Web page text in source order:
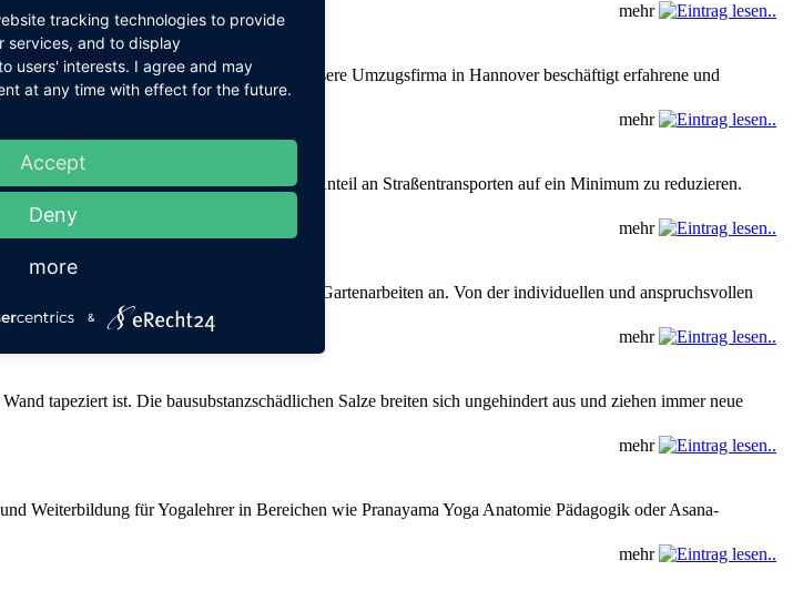
mehr
sind Sie auf der sicheren Seite! Unsere Umzugsfirma in Hannover beschäftigt erfahrene und
mehr
auf der Schiene durchzuführen und den Anteil an Straßentransporten auf ein Minimum zu reduzieren.
mehr
30 Jahren fachliche und zuverlässige Gartenarbeiten an. Von der individuellen und anspruchsvollen
mehr
tapeziert ist. Die bausubstanzschädlichen Salze breiten sich ungehindert aus und ziehen immer neue
mehr
Weiterbildung für Yogalehrer in Bereichen wie Pranayama Yoga Anatomie Pädagogik oder Asana-
mehr
tracking technologies to provide
services, and to display
users' interests. I agree and may
at any time with effect for the future.
Accept
Deny
more
&